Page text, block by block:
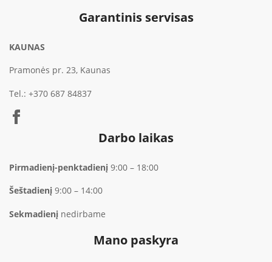
Garantinis servisas
KAUNAS
Pramonės pr. 23, Kaunas
Tel.: +370 687 84837
Darbo laikas
Pirmadienį-penktadienį 9:00 – 18:00
Šeštadienį 9:00 – 14:00
Sekmadienį nedirbame
Mano paskyra